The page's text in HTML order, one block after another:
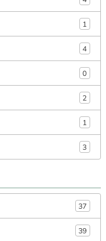
1
4
0
2
1
3
37
39